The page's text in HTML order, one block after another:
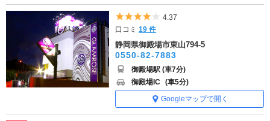
5つ星のうち4
4.37
口コミ19 件
静岡県御殿場市東山794-5
0550-82-7883
御殿場駅 (車7分)
御殿場IC (車5分)
Googleマップで開く